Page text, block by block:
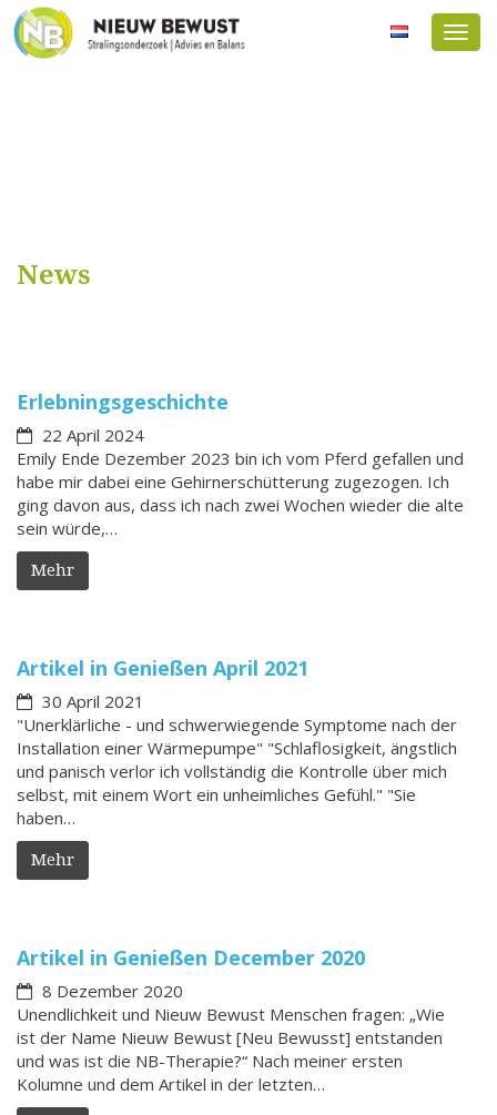
Menu
News
Erlebningsgeschichte
22 April 2024
Emily Ende Dezember 2023 bin ich vom Pferd gefallen und
habe mir dabei eine Gehirnerschütterung zugezogen. Ich
ging davon aus, dass ich nach zwei Wochen wieder die alte
sein würde,…
Mehr
Artikel in Genießen April 2021
30 April 2021
"Unerklärliche - und schwerwiegende Symptome nach der
Installation einer Wärmepumpe" "Schlaflosigkeit, ängstlich
und panisch verlor ich vollständig die Kontrolle über mich
selbst, mit einem Wort ein unheimliches Gefühl." "Sie
haben…
Mehr
Artikel in Genießen December 2020
8 Dezember 2020
Unendlichkeit und Nieuw Bewust Menschen fragen: „Wie
ist der Name Nieuw Bewust [Neu Bewusst] entstanden
und was ist die NB-Therapie?“ Nach meiner ersten
Kolumne und dem Artikel in der letzten…